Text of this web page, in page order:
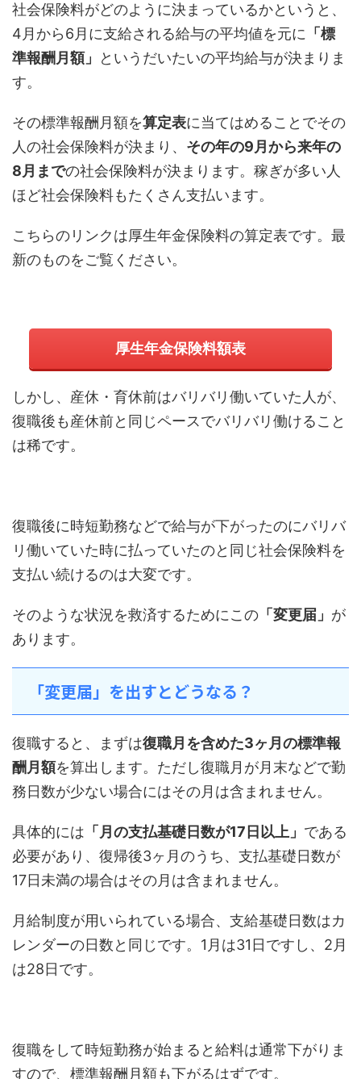
社会保険料がどのように決まっているかというと、
4月から6月に支給される給与の平均値を元に 「標
準報酬月額」
というだいたいの平均給与が決まりま
す。
その標準報酬月額を算定表に当てはめることでその
人の社会保険料が決まり、 その年の9月から来年の
8月までの社会保険料が決まります。稼ぎが多い人
ほど社会保険料もたくさん支払います。
こちらのリンクは厚生年金保険料の算定表です。最
新のものをご覧ください。
厚生年金保険料額表
しかし、産休・育休前はバリバリ働いていた人が、
復職後も産休前と同じペースでバリバリ働けること
は稀です。
復職後に時短勤務などで給与が下がったのにバリバ
リ働いていた時に払っていたのと同じ社会保険料を
支払い続けるのは大変です。
そのような状況を救済するためにこの 「変更届」 が
あります。
「変更届」を出すとどうなる？
復職すると、まずは復職月を含めた3ヶ月の標準報
酬月額を算出します。ただし復職月が月末などで勤
務日数が少ない場合にはその月は含まれません。
具体的には 「月の支払基礎日数が17日以上」 である
必要があり、復帰後3ヶ月のうち、支払基礎日数が
17日未満の場合はその月は含まれません。
月給制度が用いられている場合、支給基礎日数はカ
レンダーの日数と同じです。1月は31日ですし、2月
は28日です。
復職をして時短勤務が始まると給料は通常下がりま
すので、標準報酬月額も下がるはずです。